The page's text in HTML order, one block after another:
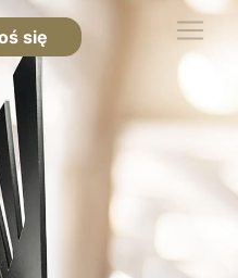
się